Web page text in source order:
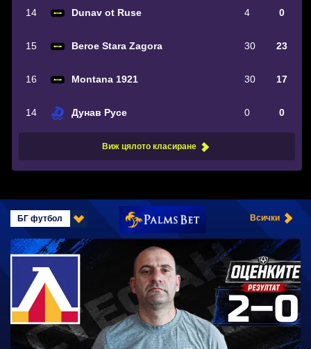
14 Dunav ot Ruse 4 0
15 Beroe Stara Zagora 30 23
16 Montana 1921 30 17
14 Дунав Русе 0 0
Виж цялото класиране
БГ футбол